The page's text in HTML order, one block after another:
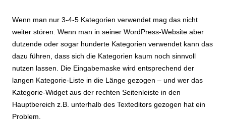
Wenn man nur 3-4-5 Kategorien verwendet mag das nicht
weiter stören. Wenn man in seiner WordPress-Website aber
dutzende oder sogar hunderte Kategorien verwendet kann das
dazu führen, dass sich die Kategorien kaum noch sinnvoll
nutzen lassen. Die Eingabemaske wird entsprechend der
langen Kategorie-Liste in die Länge gezogen – und wer das
Kategorie-Widget aus der rechten Seitenleiste in den
Hauptbereich z.B. unterhalb des Texteditors gezogen hat ein
Problem.